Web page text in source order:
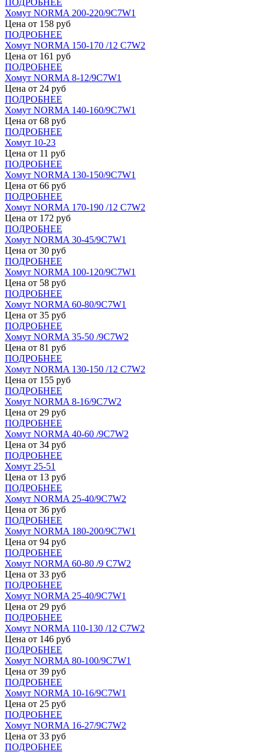
Хомут NORMA 200-220/9С7W1
Цена от 158 руб
ПОДРОБНЕЕ
Хомут NORMA 150-170 /12 С7W2
Цена от 161 руб
ПОДРОБНЕЕ
Хомут NORMA 8-12/9С7W1
Цена от 24 руб
ПОДРОБНЕЕ
Хомут NORMA 140-160/9С7W1
Цена от 68 руб
ПОДРОБНЕЕ
Хомут 10-23
Цена от 11 руб
ПОДРОБНЕЕ
Хомут NORMA 130-150/9С7W1
Цена от 66 руб
ПОДРОБНЕЕ
Хомут NORMA 170-190 /12 С7W2
Цена от 172 руб
ПОДРОБНЕЕ
Хомут NORMA 30-45/9С7W1
Цена от 30 руб
ПОДРОБНЕЕ
Хомут NORMA 100-120/9С7W1
Цена от 58 руб
ПОДРОБНЕЕ
Хомут NORMA 60-80/9С7W1
Цена от 35 руб
ПОДРОБНЕЕ
Хомут NORMA 35-50 /9С7W2
Цена от 81 руб
ПОДРОБНЕЕ
Хомут NORMA 130-150 /12 С7W2
Цена от 155 руб
ПОДРОБНЕЕ
Хомут NORMA 8-16/9С7W2
Цена от 29 руб
ПОДРОБНЕЕ
Хомут NORMA 40-60 /9С7W2
Цена от 34 руб
ПОДРОБНЕЕ
Хомут 25-51
Цена от 13 руб
ПОДРОБНЕЕ
Хомут NORMA 25-40/9С7W2
Цена от 36 руб
ПОДРОБНЕЕ
Хомут NORMA 180-200/9С7W1
Цена от 94 руб
ПОДРОБНЕЕ
Хомут NORMA 60-80 /9 С7W2
Цена от 33 руб
ПОДРОБНЕЕ
Хомут NORMA 25-40/9С7W1
Цена от 29 руб
ПОДРОБНЕЕ
Хомут NORMA 110-130 /12 С7W2
Цена от 146 руб
ПОДРОБНЕЕ
Хомут NORMA 80-100/9С7W1
Цена от 39 руб
ПОДРОБНЕЕ
Хомут NORMA 10-16/9С7W1
Цена от 25 руб
ПОДРОБНЕЕ
Хомут NORMA 16-27/9С7W2
Цена от 33 руб
ПОДРОБНЕЕ